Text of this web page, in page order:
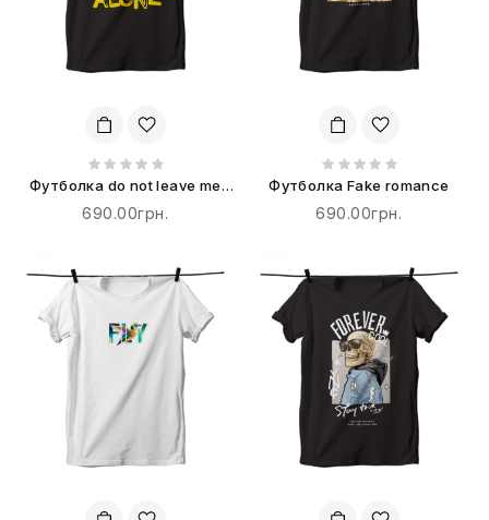
Футболка do not leave me
alone
690.00грн.
Футболка Fake romance
690.00грн.